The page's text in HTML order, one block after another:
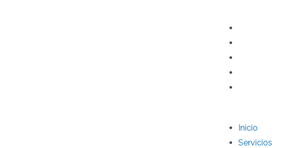
Inicio
Servicios